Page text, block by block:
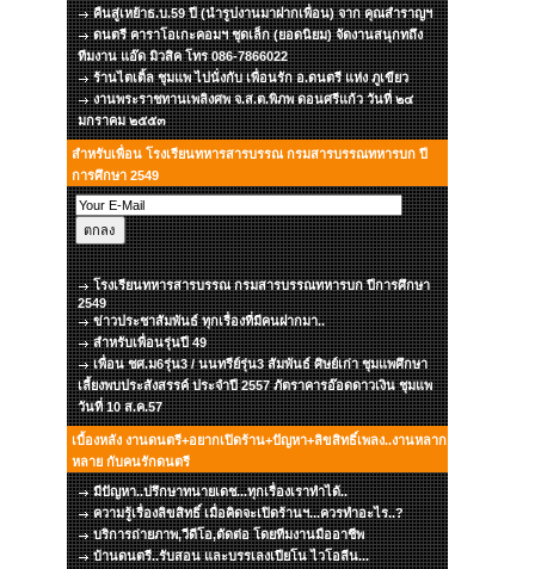
คืนสู่เหย้าธ.บ.59 ปี (นำรูปงานมาฝากเพื่อน) จาก คุณสำราญฯ
ดนตรี คาราโอเกะคอมฯ ชุดเล็ก (ยอดนิยม) จัดงานสนุกทถึง
ทีมงาน แอ๊ด มิวสิค โทร 086-7866022
ร้านไตเติ้ล ชุมแพ ไปนั่งกับ เพื่อนรัก อ.ดนตรี แห่ง ภูเขียว
งานพระราชทานเพลิงศพ จ.ส.ต.พิภพ ดอนศรีแก้ว วันที่ ๒๔
มกราคม ๒๕๕๓
สำหรับเพื่อน โรงเรียนทหารสารบรรณ กรมสารบรรณทหารบก ปี
การศึกษา 2549
โรงเรียนทหารสารบรรณ กรมสารบรรณทหารบก ปีการศึกษา
2549
ข่าวประชาสัมพันธ์ ทุกเรื่องที่มีคนฝากมา..
สำหรับเพื่อนรุ่นปี 49
เพื่อน ชศ.ม6รุ่น3 / นนทรีย์รุ่น3 สัมพันธ์ ศิษย์เก่า ชุมแพศึกษา
เลี้ยงพบประสังสรรค์ ประจำปี 2557 ภัตราคารอ๊อดดาวเงิน ชุมแพ
วันที่ 10 ส.ค.57
เบื้องหลัง งานดนตรี+อยากเปิดร้าน+ปัญหา+ลิขสิทธิ์เพลง..งานหลาก
หลาย กับคนรักดนตรี
มีปัญหา..ปรึกษาทนายเดช...ทุกเรื่องเราทำได้..
ความรู้เรื่องลิขสิทธิ์ เมื่อคิดจะเปิดร้านฯ...ควรทำอะไร..?
บริการถ่ายภาพ,วีดีโอ,ตัดต่อ โดยทีมงานมืออาชีพ
บ้านดนตรี..รับสอน และบรรเลงเปียโน ไวโอลีน...